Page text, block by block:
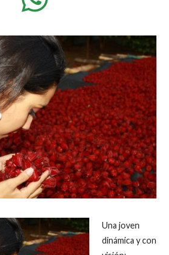
Una joven
dinámica y con